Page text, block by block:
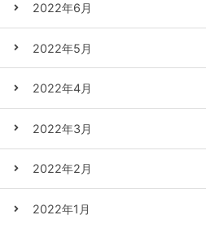
2022年6月
2022年5月
2022年4月
2022年3月
2022年2月
2022年1月